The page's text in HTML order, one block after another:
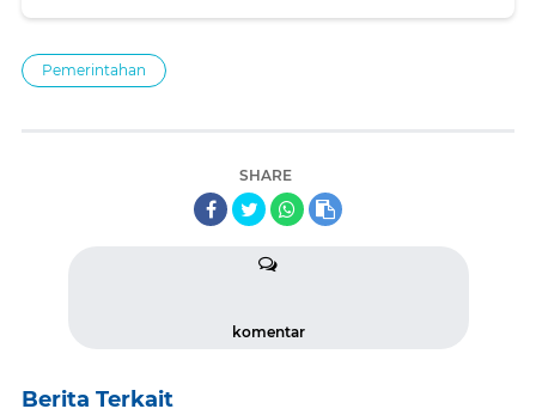
Pemerintahan
SHARE
komentar
Berita Terkait